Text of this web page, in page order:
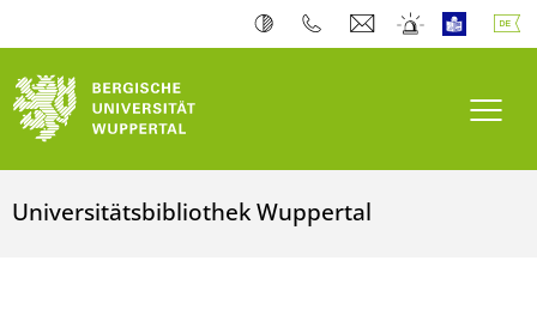
Universitätsbibliothek Wuppertal